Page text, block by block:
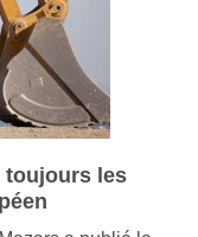
les